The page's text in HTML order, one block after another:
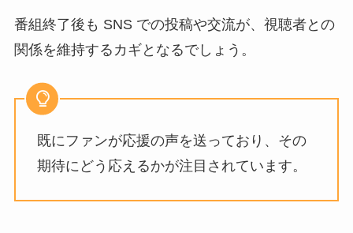
番組終了後も SNS での投稿や交流が、視聴者との
関係を維持するカギとなるでしょう。
既にファンが応援の声を送っており、その
期待にどう応えるかが注目されています。